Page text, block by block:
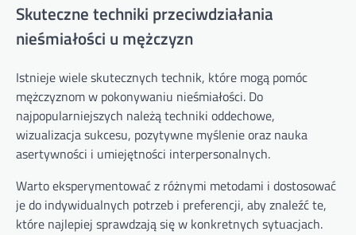
Skuteczne techniki przeciwdziałania
nieśmiałości u mężczyzn
Istnieje wiele skutecznych technik, które mogą pomóc
mężczyznom w pokonywaniu nieśmiałości. Do
najpopularniejszych należą techniki oddechowe,
wizualizacja sukcesu, pozytywne myślenie oraz nauka
asertywności i umiejętności interpersonalnych.
Warto eksperymentować z różnymi metodami i dostosować
je do indywidualnych potrzeb i preferencji, aby znaleźć te,
które najlepiej sprawdzają się w konkretnych sytuacjach.